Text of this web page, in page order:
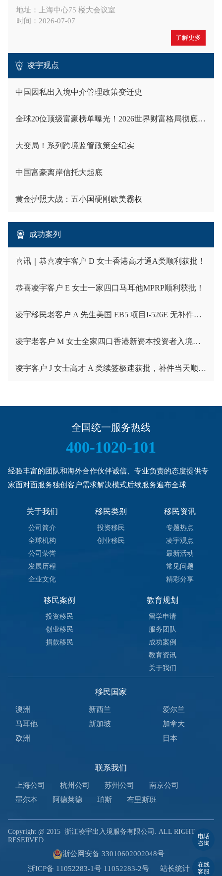
地址：上海中心75 楼大会议室
时间：2026-07-07
了解更多
凌宇观点
中国因私出入境中介管理政策变迁史
全球20位顶级富豪榜单曝光！2026世界财富格局彻底洗牌
大变局！系列跨境监管政策全纪实
中国富豪离岸信托大起底
黄金护照大战：五小国硬刚欧美霸权
成功案列
喜讯｜恭喜凌宇客户 D 女士香港高才通A类顺利获批！
恭喜凌宇客户 E 女士一家四口马耳他MPRP顺利获批！
凌宇移民老客户 A 先生美国 EB5 项目I-526E 无补件直接获批！
凌宇老客户 M 女士全家四口香港新资本投资者入境计划成功获批！卡点保住子女受养人资格，复杂资产一次性通关
凌宇客户 J 女士高才 A 类续签极速获批，补件当天顺利拿下香港续签！
全国统一服务热线
400-1020-101
经验丰富的团队和海外合作伙伴诚信、专业负责的态度提供专
家面对面服务独创客户需求解决模式后续服务遍布全球
关于我们
公司简介
全球机构
公司荣誉
发展历程
企业文化
移民类别
投资移民
创业移民
移民资讯
专题热点
凌宇观点
最新活动
常见问题
精彩分享
移民案例
投资移民
创业移民
捐款移民
教育规划
留学申请
服务团队
成功案例
教育资讯
关于我们
移民国家
澳洲 新西兰
爱尔兰
马耳他
新加坡
加拿大
欧洲
日本
联系我们
上海公司 杭州公司 苏州公司
南京公司
墨尔本
阿德莱德 珀斯 布里斯班
Copyright @ 2015浙江凌宇出入境服务有限公司. ALL RIGHT
RESERVED
浙公网安备 33010602002048号
浙ICP备 11052283-1号 11052283-2号
站长统计
电话
咨询
在线
客服